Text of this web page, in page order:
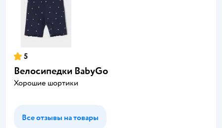
5
Велосипедки BabyGo
Хорошие шортики
Все отзывы на товары